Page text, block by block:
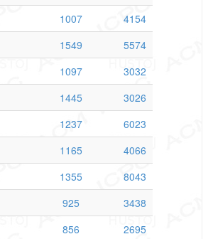
1007
4154
1549
5574
1097
3032
1445
3026
1237
6023
1165
4066
1355
8043
925
3438
856
2695